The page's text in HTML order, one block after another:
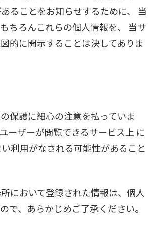
ることをお知らせするために、 当
ちろんこれらの個人情報を、 当サ
的に開示することは決してありま
保護に細心の注意を払っていま
ーザーが閲覧できるサービス上 に
利用がなされる可能性があること
において登録された情報は、個人
で、あらかじめご了承ください。